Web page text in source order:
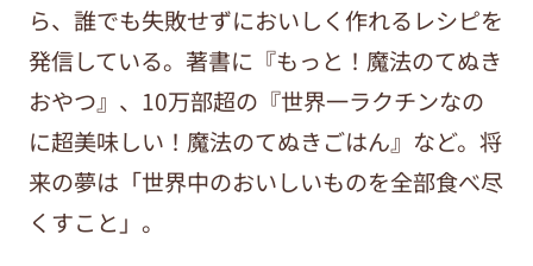
ら、誰でも失敗せずにおいしく作れるレシピを
発信している。著書に『もっと！魔法のてぬき
おやつ』、10万部超の『世界一ラクチンなの
に超美味しい！魔法のてぬきごはん』など。将
来の夢は「世界中のおいしいものを全部食べ尽
くすこと」。